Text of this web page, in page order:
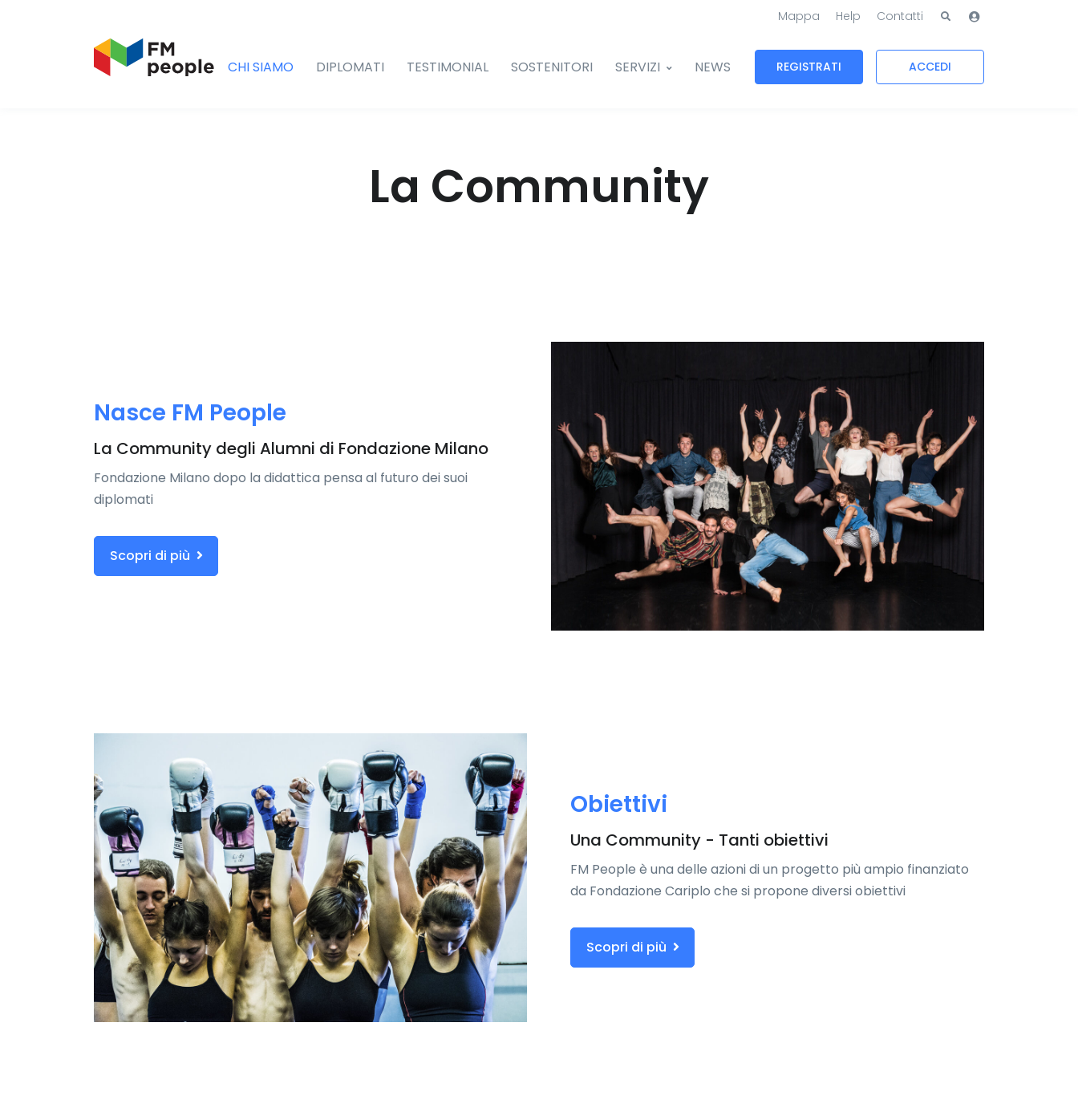
Mappa Help Contatti
CHI SIAMO DIPLOMATI TESTIMONIAL SOSTENITORI SERVIZI NEWS REGISTRATI ACCEDI
La Community
Nasce FM People
La Community degli Alumni di Fondazione Milano
Fondazione Milano dopo la didattica pensa al futuro dei suoi
diplomati
Scopri di più
Obiettivi
Una Community - Tanti obiettivi
FM People è una delle azioni di un progetto più ampio finanziato
da Fondazione Cariplo che si propone diversi obiettivi
Scopri di più